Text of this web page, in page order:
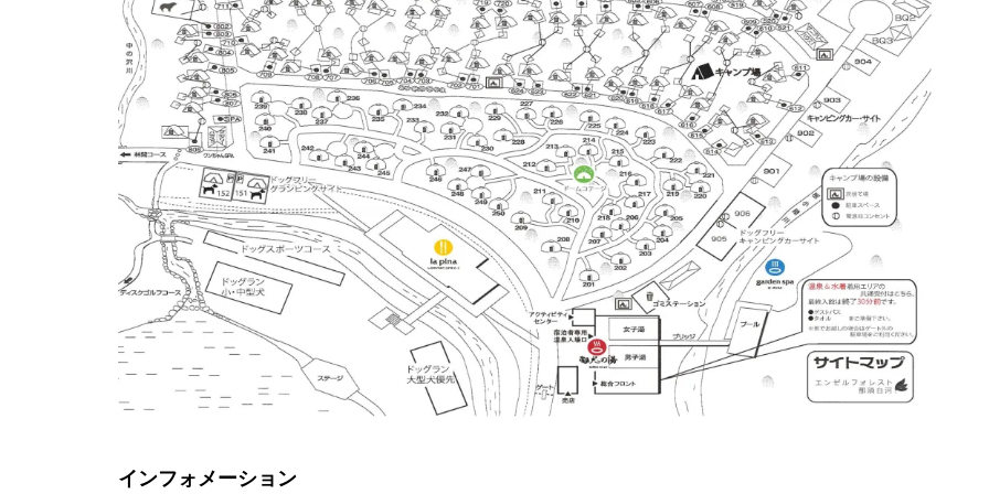
インフォメーション